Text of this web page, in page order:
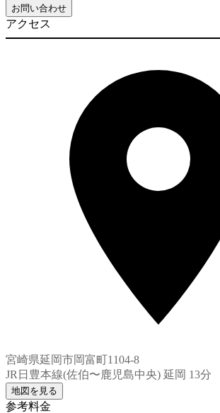
お問い合わせ
アクセス
宮崎県延岡市岡富町1104-8
JR日豊本線(佐伯〜鹿児島中央) 延岡 13分
地図を見る
参考料金